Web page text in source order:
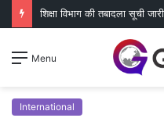
Menu
International